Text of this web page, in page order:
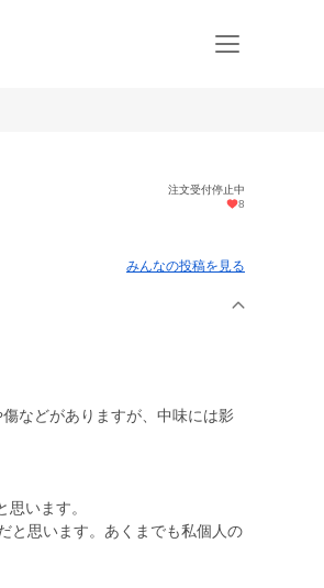
注文受付停止中
8
みんなの投稿を見る
などがありますが、中味には影
います。
と思います。あくまでも私個人の